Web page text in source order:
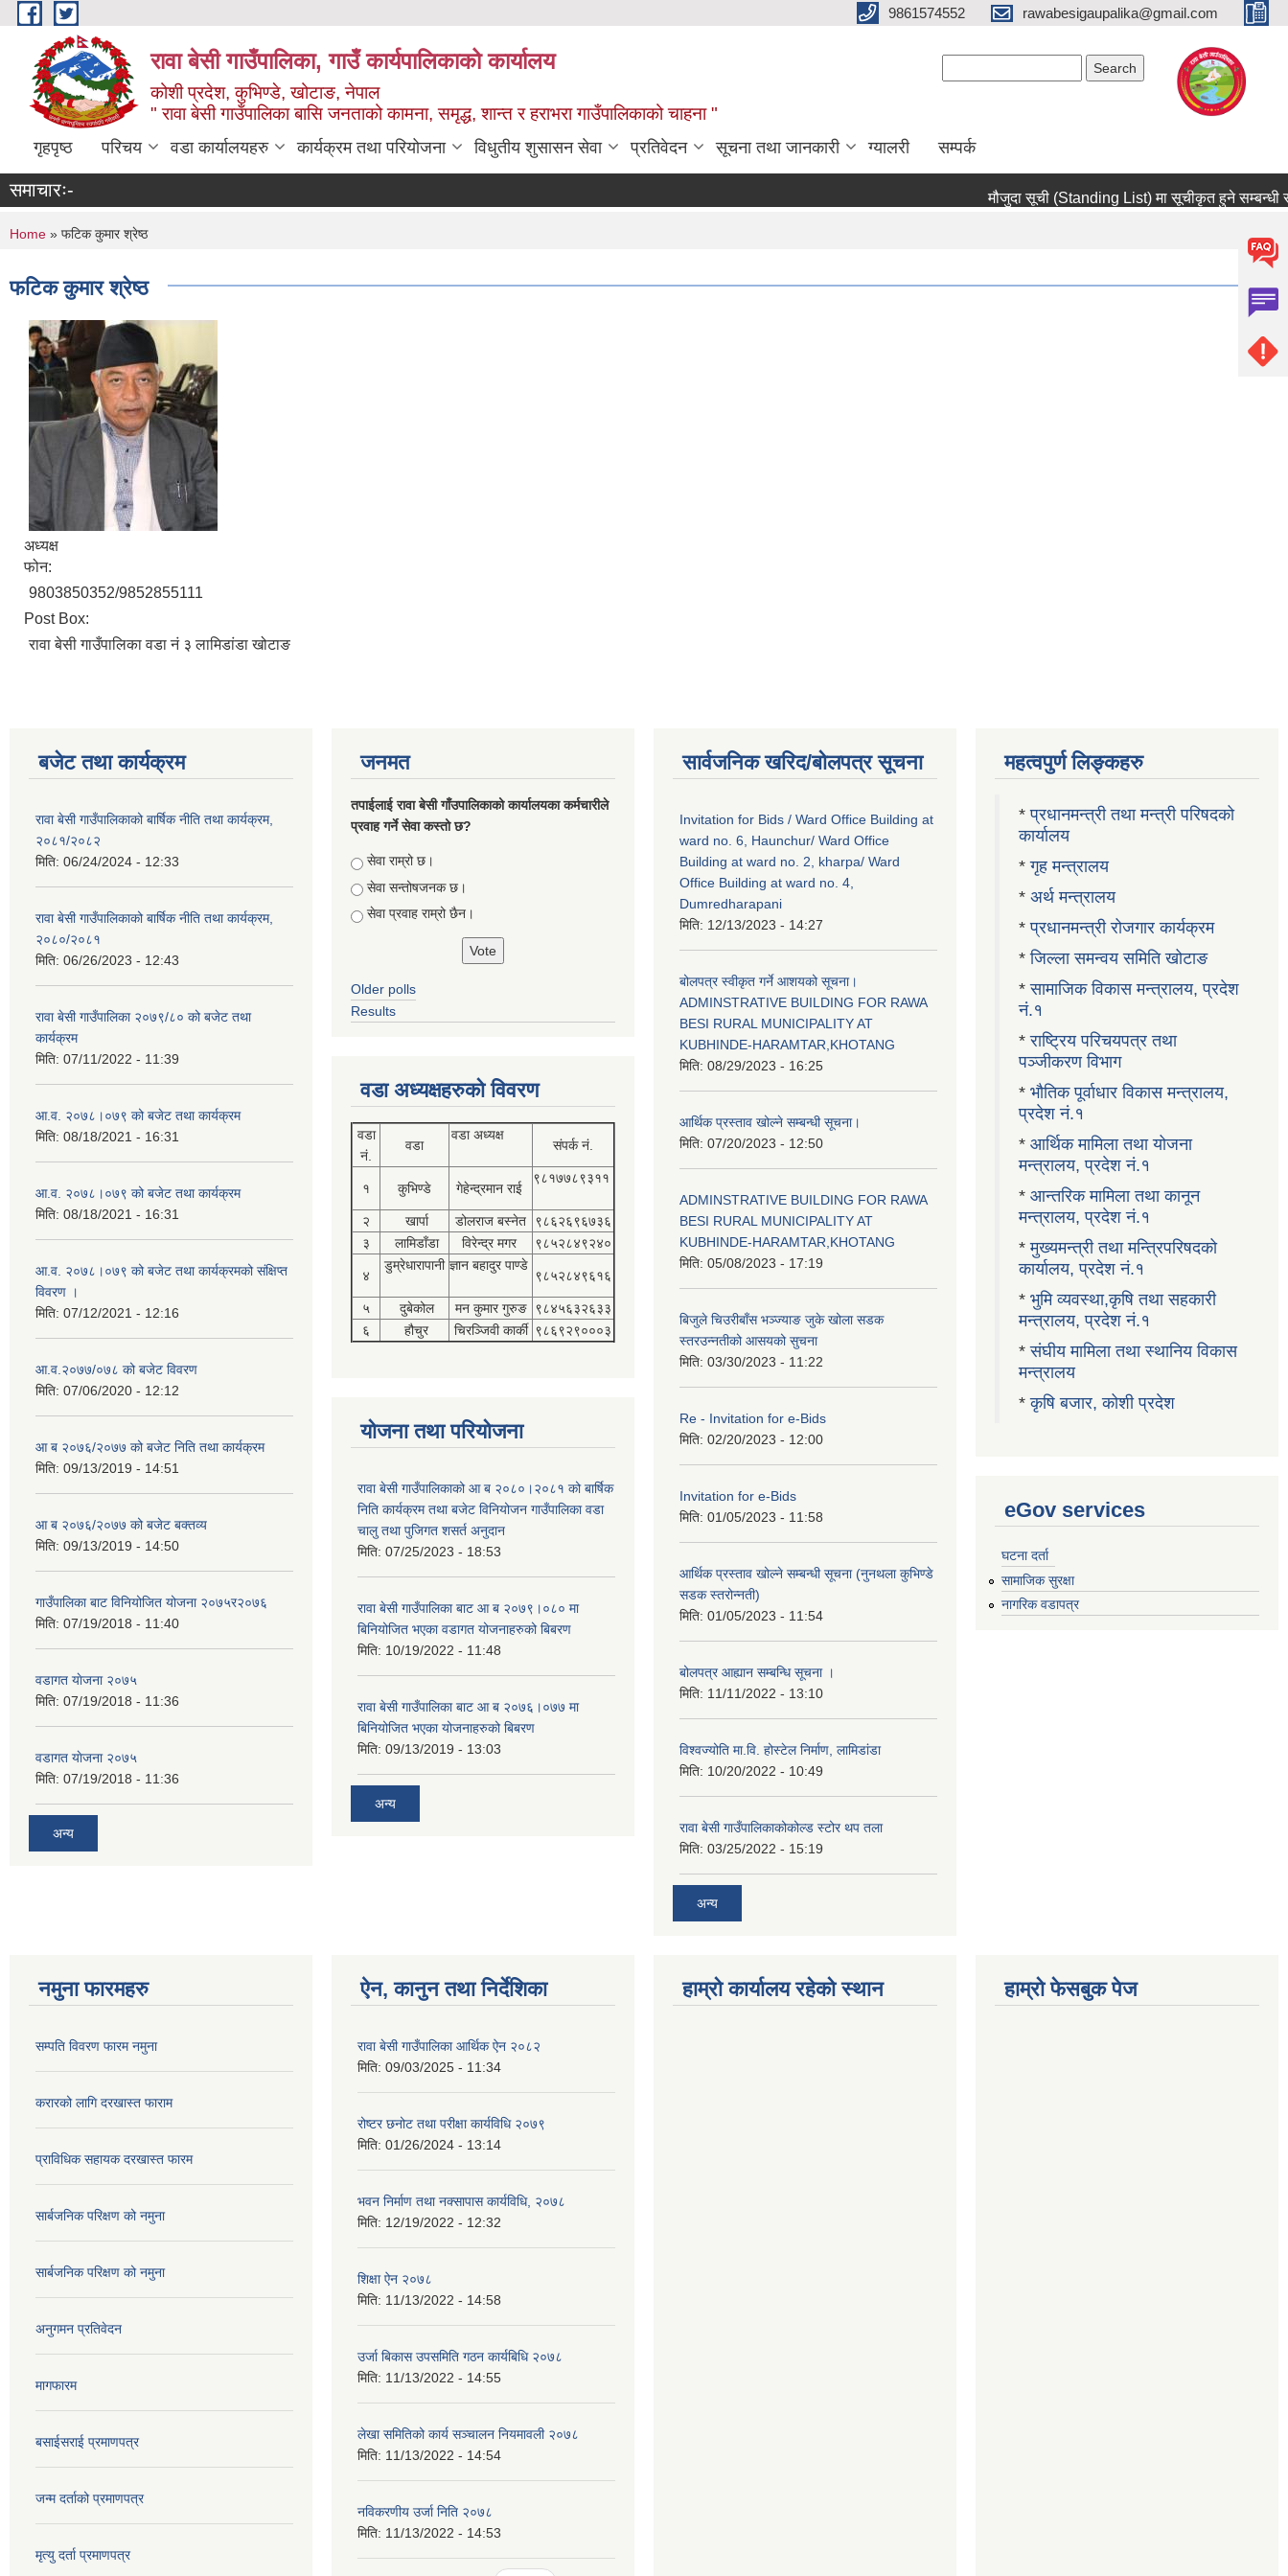
Skip to main content 9861574552 rawabesigaupalika@gmail.com
रावा बेसी गाउँपालिका, गाउँ कार्यपालिकाको कार्यालय
कोशी प्रदेश, कुभिण्डे, खोटाङ, नेपाल
" रावा बेसी गाउँपालिका बासि जनताको कामना, समृद्ध, शान्त र हराभरा गाउँपालिकाको चाहना "
गृहपृष्ठ परिचय वडा कार्यालयहरु कार्यक्रम तथा परियोजना विधुतीय शुसासन सेवा प्रतिवेदन सूचना तथा जानकारी ग्यालरी सम्पर्क
समाचारः- मौजुदा सूची (Standing List) मा सूचीकृत हुने सम्बन्धी
You are here
Home » फटिक कुमार श्रेष्ठ
फटिक कुमार श्रेष्ठ
अध्यक्ष
फोन:
9803850352/9852855111
Post Box:
रावा बेसी गाउँपालिका वडा नं ३ लामिडांडा खोटाङ
बजेट तथा कार्यक्रम
रावा बेसी गाउँपालिकाको बार्षिक नीति तथा कार्यक्रम,
२०८१/२०८२
मिति: 06/24/2024 - 12:33
रावा बेसी गाउँपालिकाको बार्षिक नीति तथा कार्यक्रम,
२०८०/२०८१
मिति: 06/26/2023 - 12:43
रावा बेसी गाउँपालिका २०७९/८० को बजेट तथा
कार्यक्रम
मिति: 07/11/2022 - 11:39
आ.व. २०७८।०७९ को बजेट तथा कार्यक्रम
मिति: 08/18/2021 - 16:31
आ.व. २०७८।०७९ को बजेट तथा कार्यक्रम
मिति: 08/18/2021 - 16:31
आ.व. २०७८।०७९ को बजेट तथा कार्यक्रमको संक्षिप्त
विवरण ।
मिति: 07/12/2021 - 12:16
आ.व.२०७७/०७८ को बजेट विवरण
मिति: 07/06/2020 - 12:12
आ ब २०७६/२०७७ को बजेट निति तथा कार्यक्रम
मिति: 09/13/2019 - 14:51
आ ब २०७६/२०७७ को बजेट बक्तव्य
मिति: 09/13/2019 - 14:50
गाउँपालिका बाट विनियोजित योजना २०७५र२०७६
मिति: 07/19/2018 - 11:40
वडागत याेजना २०७५
मिति: 07/19/2018 - 11:36
वडागत याेजना २०७५
मिति: 07/19/2018 - 11:36
अन्य
जनमत
तपाईलाई रावा बेसी गाँउपालिकाको कार्यालयका कर्मचारीले
प्रवाह गर्ने सेवा कस्तो छ?
Choices
सेवा राम्रो छ।
सेवा सन्तोषजनक छ।
सेवा प्रवाह राम्रो छैन।
Older polls
Results
वडा अध्यक्षहरुको विवरण
वडा
नं.
वडा
वडा अध्यक्ष
संपर्क नं.
१ कुभिण्डे गेहेन्द्रमान राई
९८१७७८९३११
२ खार्पा डोलराज बस्नेत
९८६२६९६७३६
३
लामिडाँडा विरेन्द्र मगर ९८५२८४९२४०
४
डुम्रेधारापानी ज्ञान बहादुर पाण्डे
९८५२८४९६१६
५ दुबेकोल मन कुमार गुरुङ ९८४५६३२६३३
६
हौचुर चिरञ्जिवी कार्की ९८६९२९०००३
योजना तथा परियोजना
रावा बेसी गाउँपालिकाको आ ब २०८०।२०८१ को बार्षिक
निति कार्यक्रम तथा बजेट विनियोजन गाउँपालिका वडा
चालु तथा पुजिगत शसर्त अनुदान
मिति: 07/25/2023 - 18:53
रावा बेसी गाउँपालिका बाट आ ब २०७९।०८० मा
बिनियोजित भएका वडागत योजनाहरुको बिबरण
मिति: 10/19/2022 - 11:48
रावा बेसी गाउँपालिका बाट आ ब २०७६।०७७ मा
बिनियोजित भएका योजनाहरुको बिबरण
मिति: 09/13/2019 - 13:03
अन्य
सार्वजनिक खरिद/बोलपत्र सूचना
Invitation for Bids / Ward Office Building at
ward no. 6, Haunchur/ Ward Office
Building at ward no. 2, kharpa/ Ward
Office Building at ward no. 4,
Dumredharapani
मिति: 12/13/2023 - 14:27
बोलपत्र स्वीकृत गर्ने आशयको सूचना।
ADMINSTRATIVE BUILDING FOR RAWA
BESI RURAL MUNICIPALITY AT
KUBHINDE-HARAMTAR,KHOTANG
मिति: 08/29/2023 - 16:25
आर्थिक प्रस्ताव खोल्ने सम्बन्धी सूचना।
मिति: 07/20/2023 - 12:50
ADMINSTRATIVE BUILDING FOR RAWA
BESI RURAL MUNICIPALITY AT
KUBHINDE-HARAMTAR,KHOTANG
मिति: 05/08/2023 - 17:19
बिजुले चिउरीबाँस भञ्ज्याङ जुके खोला सडक
स्तरउन्नतीको आसयको सुचना
मिति: 03/30/2023 - 11:22
Re - Invitation for e-Bids
मिति: 02/20/2023 - 12:00
Invitation for e-Bids
मिति: 01/05/2023 - 11:58
आर्थिक प्रस्ताव खोल्ने सम्बन्धी सूचना (नुनथला कुभिण्डे
सडक स्तरोन्नती)
मिति: 01/05/2023 - 11:54
बोलपत्र आह्यान सम्बन्धि सूचना ।
मिति: 11/11/2022 - 13:10
विश्वज्योति मा.वि. होस्टेल निर्माण, लामिडांडा
मिति: 10/20/2022 - 10:49
रावा बेसी गाउँपालिकाकोकोल्ड स्टोर थप तला
मिति: 03/25/2022 - 15:19
अन्य
महत्वपुर्ण लिङ्कहरु
*प्रधानमन्त्री तथा मन्त्री परिषदको
कार्यालय
*गृह मन्त्रालय
* अर्थ मन्त्रालय
*प्रधानमन्त्री रोजगार कार्यक्रम
*जिल्ला समन्वय समिति खोटाङ
*सामाजिक विकास मन्त्रालय, प्रदेश
नं.१
*राष्ट्रिय परिचयपत्र तथा
पञ्जीकरण विभाग
* भौतिक पूर्वाधार विकास मन्त्रालय,
प्रदेश नं.१
* आर्थिक मामिला तथा योजना
मन्त्रालय, प्रदेश नं.१
* आन्तरिक मामिला तथा कानून
मन्त्रालय, प्रदेश नं.१
*मुख्यमन्त्री तथा मन्त्रिपरिषदको
कार्यालय, प्रदेश नं.१
* भुमि व्यवस्था,कृषि तथा सहकारी
मन्त्रालय, प्रदेश नं.१
*संघीय मामिला तथा स्थानिय विकास
मन्त्रालय
*कृषि बजार, कोशी प्रदेश
eGov services
घटना दर्ता
सामाजिक सुरक्षा
नागरिक वडापत्र
नमुना फारमहरु
सम्पति विवरण फारम नमुना
करारको लागि दरखास्त फाराम
प्राविधिक सहायक दरखास्त फारम
सार्बजनिक परिक्षण को नमुना
सार्बजनिक परिक्षण को नमुना
अनुगमन प्रतिवेदन
मागफारम
बसाईसराई प्रमाणपत्र
जन्म दर्ताको प्रमाणपत्र
मृत्यु दर्ता प्रमाणपत्र
ऐन, कानुन तथा निर्देशिका
रावा बेसी गाउँपालिका आर्थिक ऐन २०८२
मिति: 09/03/2025 - 11:34
रोष्टर छनोट तथा परीक्षा कार्यविधि २०७९
मिति: 01/26/2024 - 13:14
भवन निर्माण तथा नक्सापास कार्यविधि, २०७८
मिति: 12/19/2022 - 12:32
शिक्षा ऐन २०७८
मिति: 11/13/2022 - 14:58
उर्जा बिकास उपसमिति गठन कार्यबिधि २०७८
मिति: 11/13/2022 - 14:55
लेखा समितिको कार्य सञ्चालन नियमावली २०७८
मिति: 11/13/2022 - 14:54
नविकरणीय उर्जा निति २०७८
मिति: 11/13/2022 - 14:53
हाम्रो कार्यालय रहेको स्थान हाम्रो फेसबुक पेज